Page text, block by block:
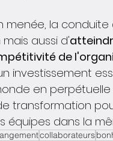
menée, la
aussi d'
de
investissement
en
transformation
équipes dans la
collaborateurs